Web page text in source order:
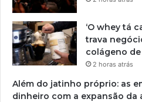
‘O whey tá
trava
colágeno de
2 horas atrás
Além do jatinho próprio: as
dinheiro com a expansão da